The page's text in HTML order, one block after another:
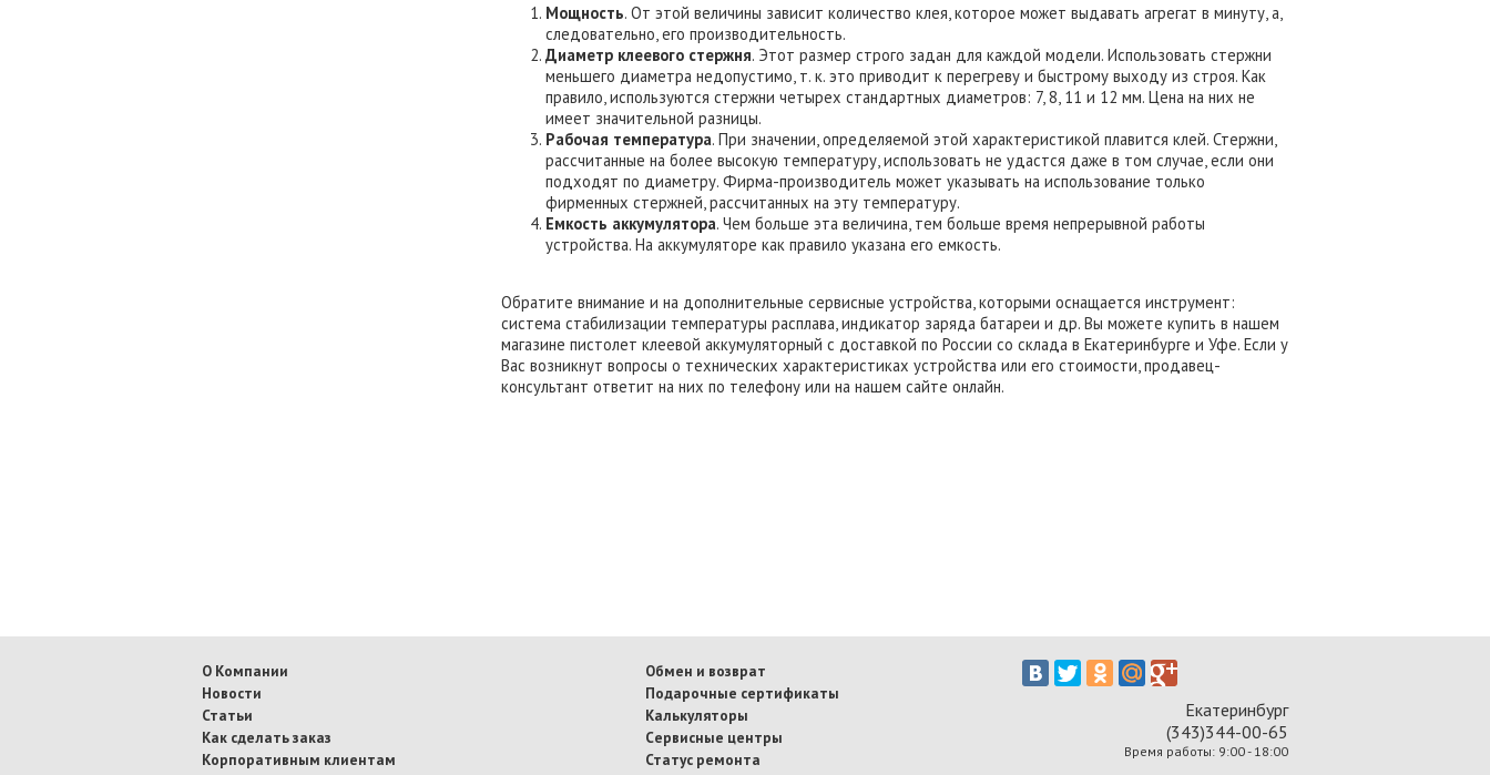
Мощность. От этой величины зависит количество клея, которое может выдавать агрегат в минуту, а,
следовательно, его производительность.
Диаметр клеевого стержня. Этот размер строго задан для каждой модели. Использовать стержни
меньшего диаметра недопустимо, т. к. это приводит к перегреву и быстрому выходу из строя. Как
правило, используются стержни четырех стандартных диаметров: 7, 8, 11 и 12 мм. Цена на них не
имеет значительной разницы.
Рабочая температура. При значении, определяемой этой характеристикой плавится клей. Стержни,
рассчитанные на более высокую температуру, использовать не удастся даже в том случае, если они
подходят по диаметру. Фирма-производитель может указывать на использование только
фирменных стержней, рассчитанных на эту температуру.
Емкость аккумулятора. Чем больше эта величина, тем больше время непрерывной работы
устройства. На аккумуляторе как правило указана его емкость.
Обратите внимание и на дополнительные сервисные устройства, которыми оснащается инструмент:
система стабилизации температуры расплава, индикатор заряда батареи и др. Вы можете купить в нашем
магазине пистолет клеевой аккумуляторный с доставкой по России со склада в Екатеринбурге и Уфе. Если у
Вас возникнут вопросы о технических характеристиках устройства или его стоимости, продавец-
консультант ответит на них по телефону или на нашем сайте онлайн.
О Компании
Новости
Статьи
Как сделать заказ
Корпоративным клиентам
Обмен и возврат
Подарочные сертификаты
Калькуляторы
Сервисные центры
Статус ремонта
Екатеринбург
(343)344-00-65
Время работы: 9:00 - 18:00